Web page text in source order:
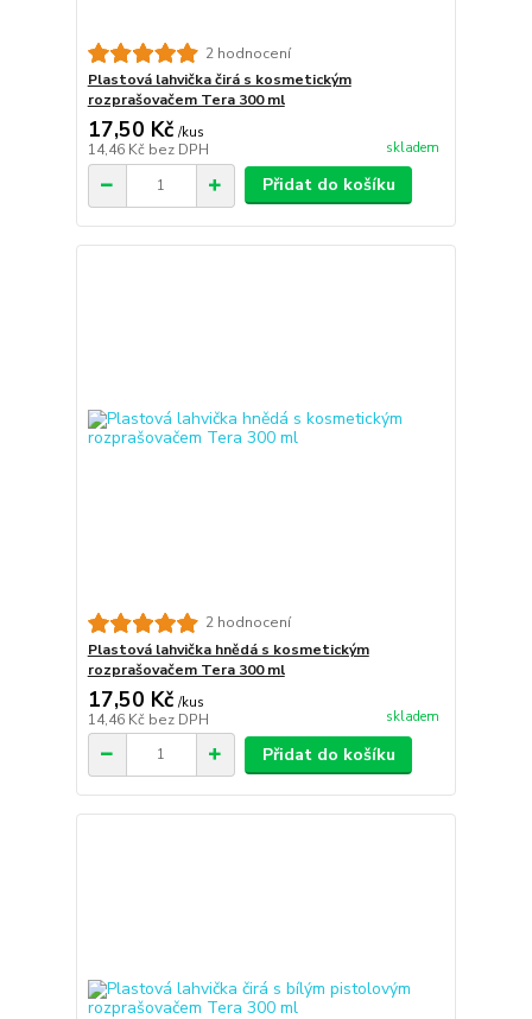
2 hodnocení
Plastová lahvička čirá s kosmetickým
rozprašovačem Tera 300 ml
17,50 Kč /kus
14,46 Kč bez DPH skladem
Přidat do košíku
2 hodnocení
Plastová lahvička hnědá s kosmetickým
rozprašovačem Tera 300 ml
17,50 Kč /kus
14,46 Kč bez DPH skladem
Přidat do košíku